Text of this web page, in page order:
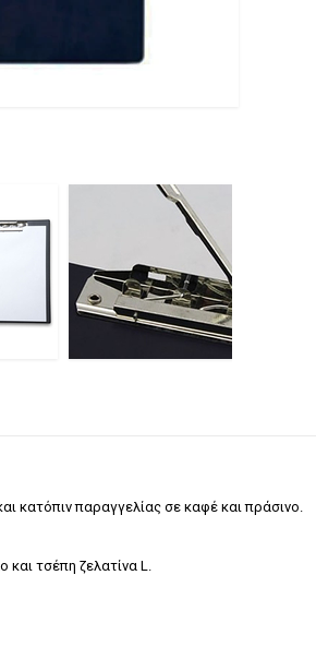
κατόπιν παραγγελίας σε καφέ και πράσινο.
και τσέπη ζελατίνα L.